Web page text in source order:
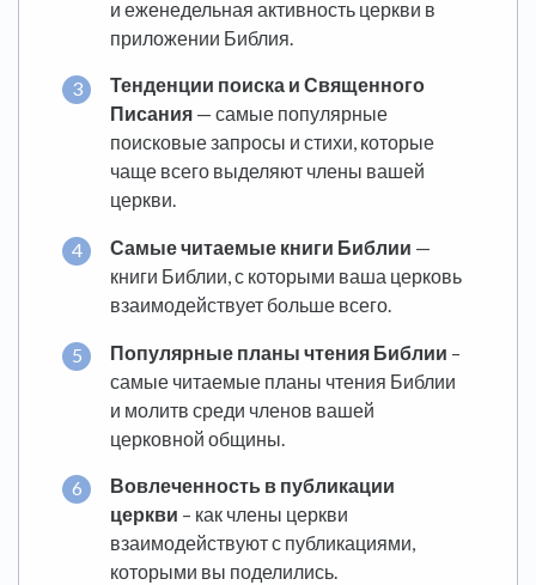
и еженедельная активность церкви в
приложении Библия.
Тенденции поиска и Священного
Писания — самые популярные
поисковые запросы и стихи, которые
чаще всего выделяют члены вашей
церкви.
Самые читаемые книги Библии —
книги Библии, с которыми ваша церковь
взаимодействует больше всего.
Популярные планы чтения Библии –
самые читаемые планы чтения Библии
и молитв среди членов вашей
церковной общины.
Вовлеченность в публикации
церкви – как члены церкви
взаимодействуют с публикациями,
которыми вы поделились.